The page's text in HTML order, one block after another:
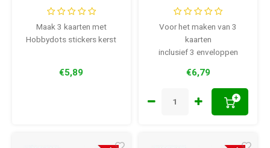
Maak 3 kaarten met
Hobbydots stickers kerst
€5,89
Voor het maken van 3
kaarten
inclusief 3 enveloppen
€6,79
+